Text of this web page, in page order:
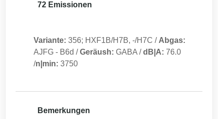
72 Emissionen
Variante: 356; HXF1B/H7B, -/H7C / Abgas:
AJFG - B6d /Geräush: GABA /dB|A: 76.0
/n|min: 3750
Bemerkungen